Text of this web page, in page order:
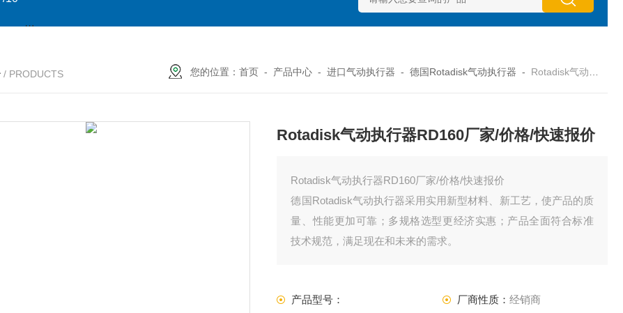
/ PRODUCTS 您的位置：首页 - 产品中心 -进口气动执行器 -德国Rotadisk气动执行器 - Rotadisk气动执行器RD160厂家/价格/快速报价
Rotadisk气动执行器RD160厂家/价格/快速报价
Rotadisk气动执行器RD160厂家/价格/快速报价
德国Rotadisk气动执行器采用实用新型材料、新工艺，使产品的质
量、性能更加可靠；多规格选型更经济实惠；产品全面符合标准
技术规范，满足现在和未来的需求。
产品型号： 厂商性质： 经销商